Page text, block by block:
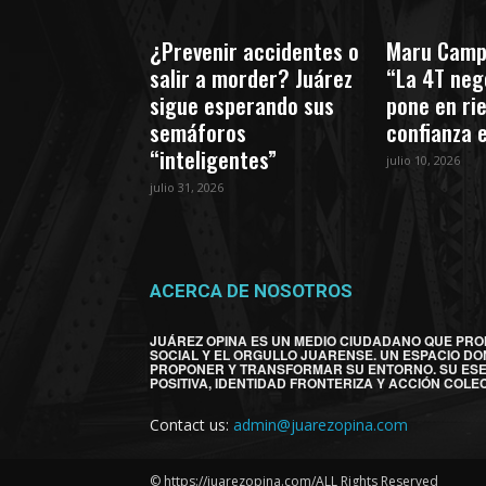
¿Prevenir accidentes o
salir a morder? Juárez
sigue esperando sus
semáforos
“inteligentes”
julio 31, 2026
Maru
“La 4T
pone en
confianza
julio 10, 2026
ACERCA DE NOSOTROS
JUÁREZ OPINA ES UN MEDIO CIUDADANO QUE
SOCIAL Y EL ORGULLO JUARENSE. UN ESPACIO
PROPONER Y TRANSFORMAR SU ENTORNO. SU
POSITIVA, IDENTIDAD FRONTERIZA Y ACCIÓN
Contact us: admin@juarezopina.com
© https://juarezopina.com/ALL Rights Reserved